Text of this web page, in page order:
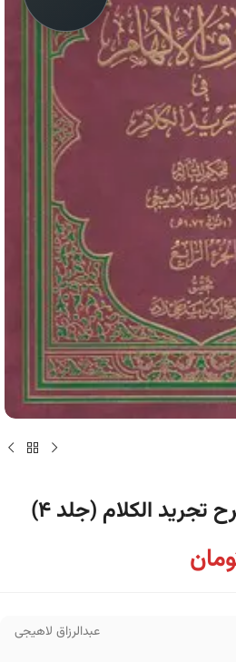
تجرید الکلام (جلد ۴)
عبدالرزاق لاهیجی